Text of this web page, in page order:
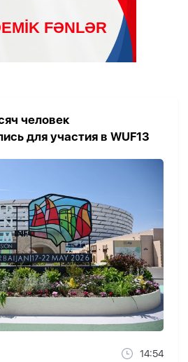
человек
для участия в WUF13
14:54